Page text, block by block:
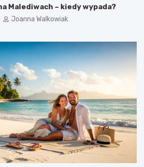
Malediwach – kiedy wypada?
Joanna Walkowiak